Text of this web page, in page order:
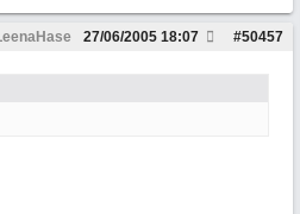
#50457
27/06/2005 18:07